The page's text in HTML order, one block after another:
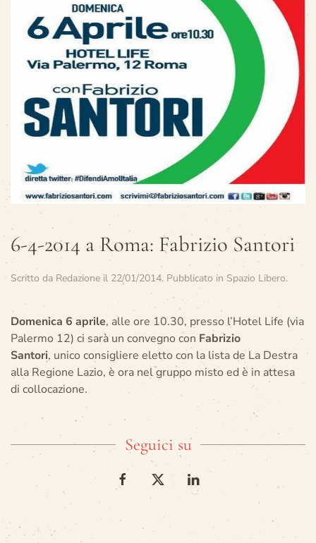
6-4-2014 a Roma: Fabrizio Santori
Scritto da Redazione il 22/01/2014. Pubblicato in Spazio Libero.
Domenica 6 aprile, alle ore 10.30, presso l’Hotel Life (via
Palermo 12) ci sarà un convegno con Fabrizio
Santori, unico consigliere eletto con la lista de La Destra
alla Regione Lazio, è ora nel gruppo misto ed è in attesa
di collocazione.
Seguici su